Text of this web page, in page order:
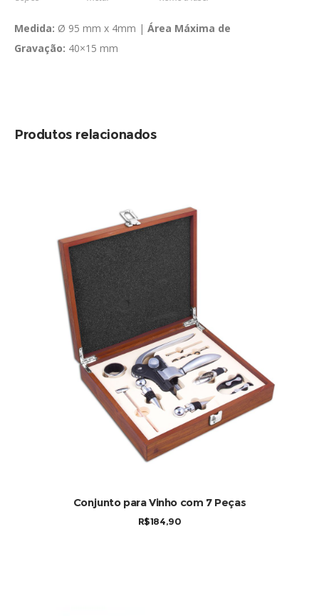
Medida: Ø 95 mm x 4mm | Área Máxima de
Gravação: 40×15 mm
Produtos relacionados
COMPRAR
Conjunto para Vinho com 7 Peças
R$184,90